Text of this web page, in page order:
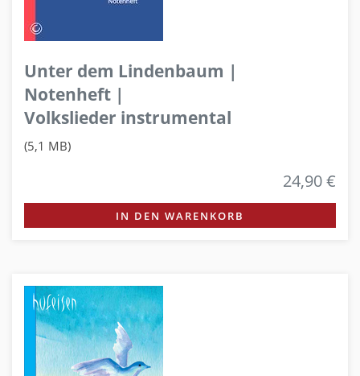
Unter dem Lindenbaum |
Notenheft |
Volkslieder instrumental
(5,1 MB)
24,90 €
IN DEN WARENKORB